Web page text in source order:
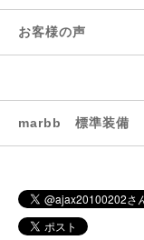
お客様の声
marbb 標準装備